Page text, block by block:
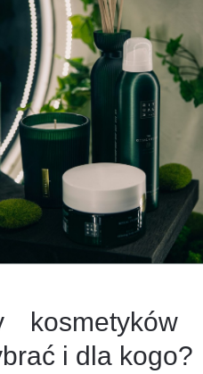
i dla kogo?